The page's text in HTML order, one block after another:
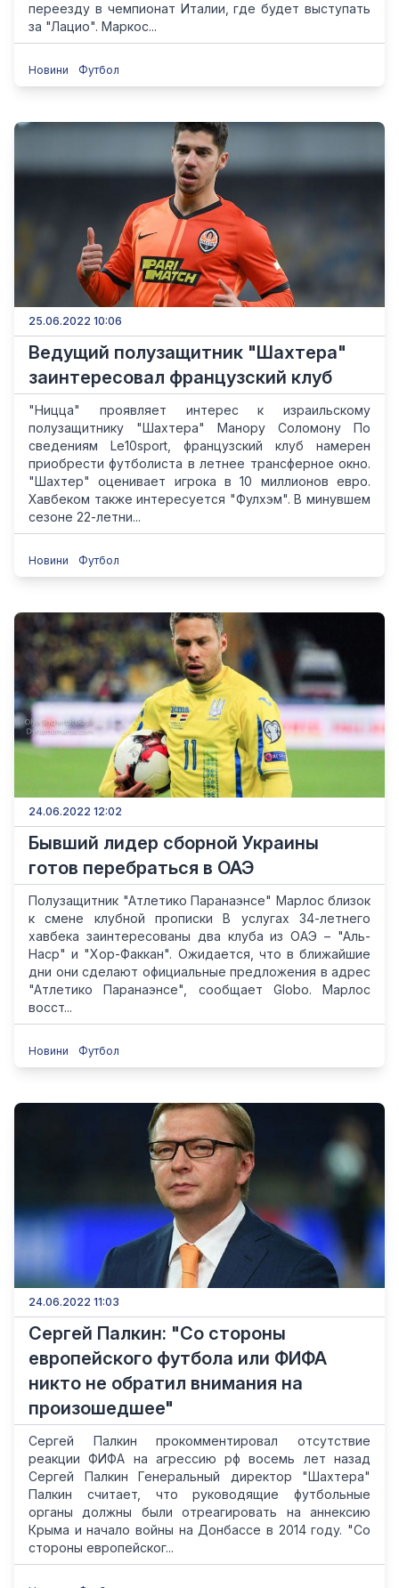
переезду в чемпионат Италии, где будет выступать
за "Лацио". Маркос...
Новини Футбол
25.06.2022 10:06
Ведущий полузащитник "Шахтера"
заинтересовал французский клуб
"Ницца" проявляет интерес к израильскому
полузащитнику "Шахтера" Манору Соломону По
сведениям Le10sport, французский клуб намерен
приобрести футболиста в летнее трансферное окно.
"Шахтер" оценивает игрока в 10 миллионов евро.
Хавбеком также интересуется "Фулхэм". В минувшем
сезоне 22-летни...
Новини Футбол
24.06.2022 12:02
Бывший лидер сборной Украины
готов перебраться в ОАЭ
Полузащитник "Атлетико Паранаэнсе" Марлос близок
к смене клубной прописки В услугах 34-летнего
хавбека заинтересованы два клуба из ОАЭ – "Аль-
Наср" и "Хор-Факкан". Ожидается, что в ближайшие
дни они сделают официальные предложения в адрес
"Атлетико Паранаэнсе", сообщает Globo. Марлос
восст...
Новини Футбол
24.06.2022 11:03
Сергей Палкин: "Со стороны
европейского футбола или ФИФА
никто не обратил внимания на
произошедшее"
Сергей Палкин прокомментировал отсутствие
реакции ФИФА на агрессию рф восемь лет назад
Сергей Палкин Генеральный директор "Шахтера"
Палкин считает, что руководящие футбольные
органы должны были отреагировать на аннексию
Крыма и начало войны на Донбассе в 2014 году. "Со
стороны европейског...